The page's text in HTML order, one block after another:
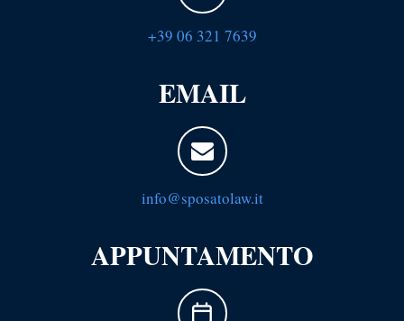
+39 06 321 7639
EMAIL
info@sposatolaw.it
APPUNTAMENTO